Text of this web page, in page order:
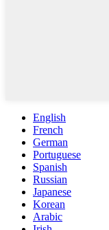
English
French
German
Portuguese
Spanish
Russian
Japanese
Korean
Arabic